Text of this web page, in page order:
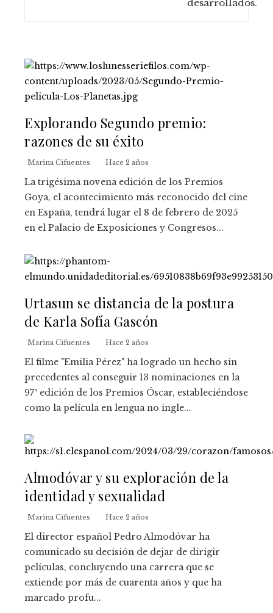
Explorando Segundo premio:
razones de su éxito
Marina Cifuentes Hace 2 años
La trigésima novena edición de los Premios
Goya, el acontecimiento más reconocido del cine
en España, tendrá lugar el 8 de febrero de 2025
en el Palacio de Exposiciones y Congresos...
Urtasun se distancia de la postura
de Karla Sofía Gascón
Marina Cifuentes Hace 2 años
El filme "Emilia Pérez" ha logrado un hecho sin
precedentes al conseguir 13 nominaciones en la
97ª edición de los Premios Óscar, estableciéndose
como la película en lengua no ingle...
Almodóvar y su exploración de la
identidad y sexualidad
Marina Cifuentes Hace 2 años
El director español Pedro Almodóvar ha
comunicado su decisión de dejar de dirigir
películas, concluyendo una carrera que se
extiende por más de cuarenta años y que ha
marcado profu...